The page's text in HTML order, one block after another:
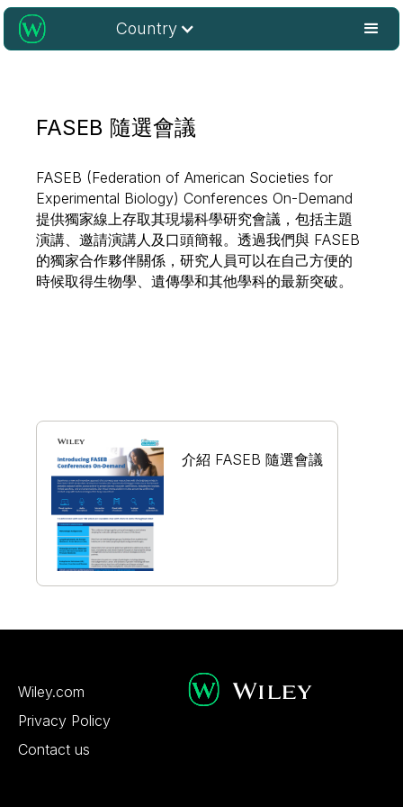
Country
FASEB 隨選會議
FASEB (Federation of American Societies for
Experimental Biology) Conferences On-Demand
提供獨家線上存取其現場科學研究會議，包括主題
演講、邀請演講人及口頭簡報。透過我們與 FASEB
的獨家合作夥伴關係，研究人員可以在自己方便的
時候取得生物學、遺傳學和其他學科的最新突破。
介紹 FASEB 隨選會議
Wiley.com
Privacy Policy
Contact us